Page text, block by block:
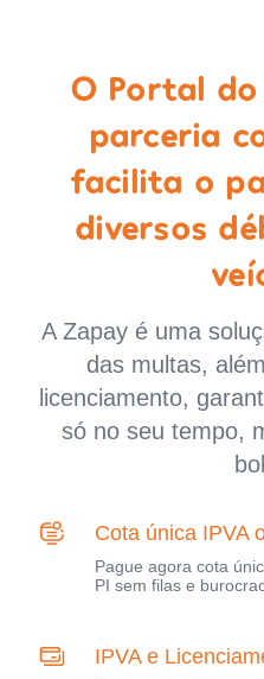
O Portal
parceria
facilita o
diversos
A Zapay é uma
das multas,
licenciamento,
só no seu tempo,
Cota única IPVA
Pague agora cota
PI sem filas e
IPVA e